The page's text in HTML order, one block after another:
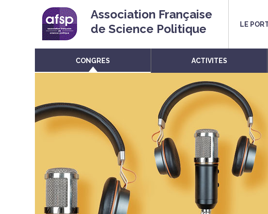
Association Française
de Science Politique
LE
CONGRES ACTIVITES